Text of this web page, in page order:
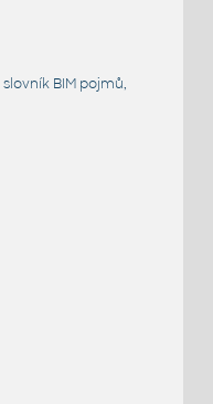
slovník BIM pojmů,